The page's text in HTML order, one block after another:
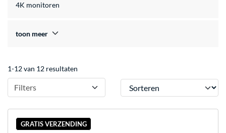
4K monitoren
toon meer
1-12 van 12 resultaten
Filters Sorteren
GRATIS VERZENDING